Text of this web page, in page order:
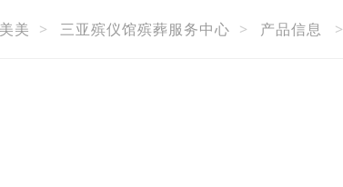
美 > 三亚殡仪馆殡葬服务中心 > 产品信息 >